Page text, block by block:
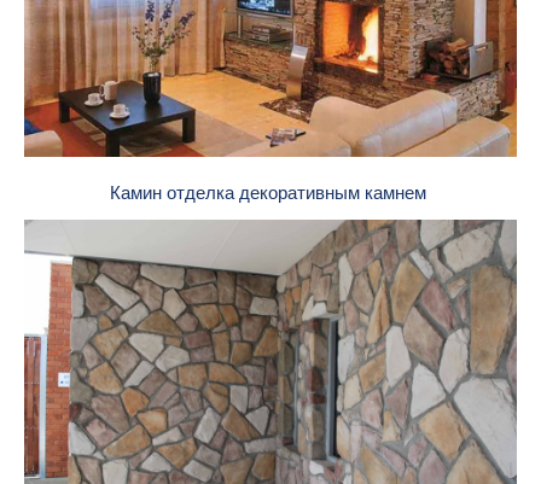
Камин отделка декоративным камнем